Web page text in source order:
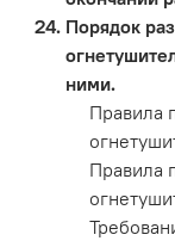
Порядок
ними.
Правила
Правила